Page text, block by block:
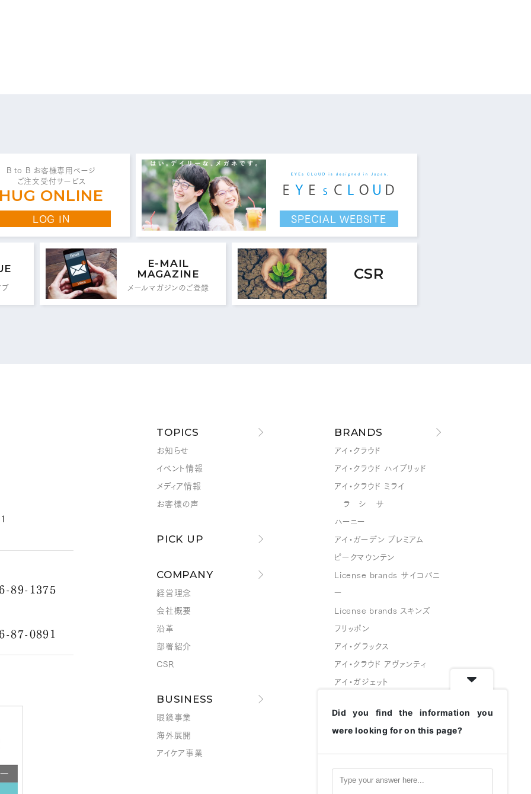
TEL：0776-89-1370 FAX：0776-89-1375
商品センター直通
TEL：0776-87-0890 FAX：0776-87-0891
MAIL FORM
B to B お客様専用ページ
ご注文受付サービス
ONLINE
LOG IN SPECIAL WEBSITE
E-MAIL
MAGAZINE
メールマガジンのご登録
CSR
89-1375
87-0891
TOPICS
お知らせ
イベント情報
メディア情報
お客様の声
PICK UP
COMPANY
経営理念
会社概要
沿革
部署紹介
CSR
BUSINESS
眼鏡事業
海外展開
アイケア事業
BRANDS
アイ・クラウド
アイ・クラウド ハイブリッド
アイ・クラウド ミライ
ラ シ サ
ハーニー
アイ・ガーデン プレミアム
ピークマウンテン
License brands サイコバニ
ー
License brands スキンズ
フリッポン
アイ・グラックス
アイ・クラウド アヴァンティ
アイ・ガジェット
グリーングラス
変なメガネ
ハコベル
CATALOGUE
Did you find the information you
were looking for on this page?